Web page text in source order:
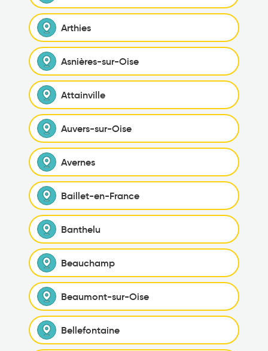
Arthies
Asnières-sur-Oise
Attainville
Auvers-sur-Oise
Avernes
Baillet-en-France
Banthelu
Beauchamp
Beaumont-sur-Oise
Bellefontaine